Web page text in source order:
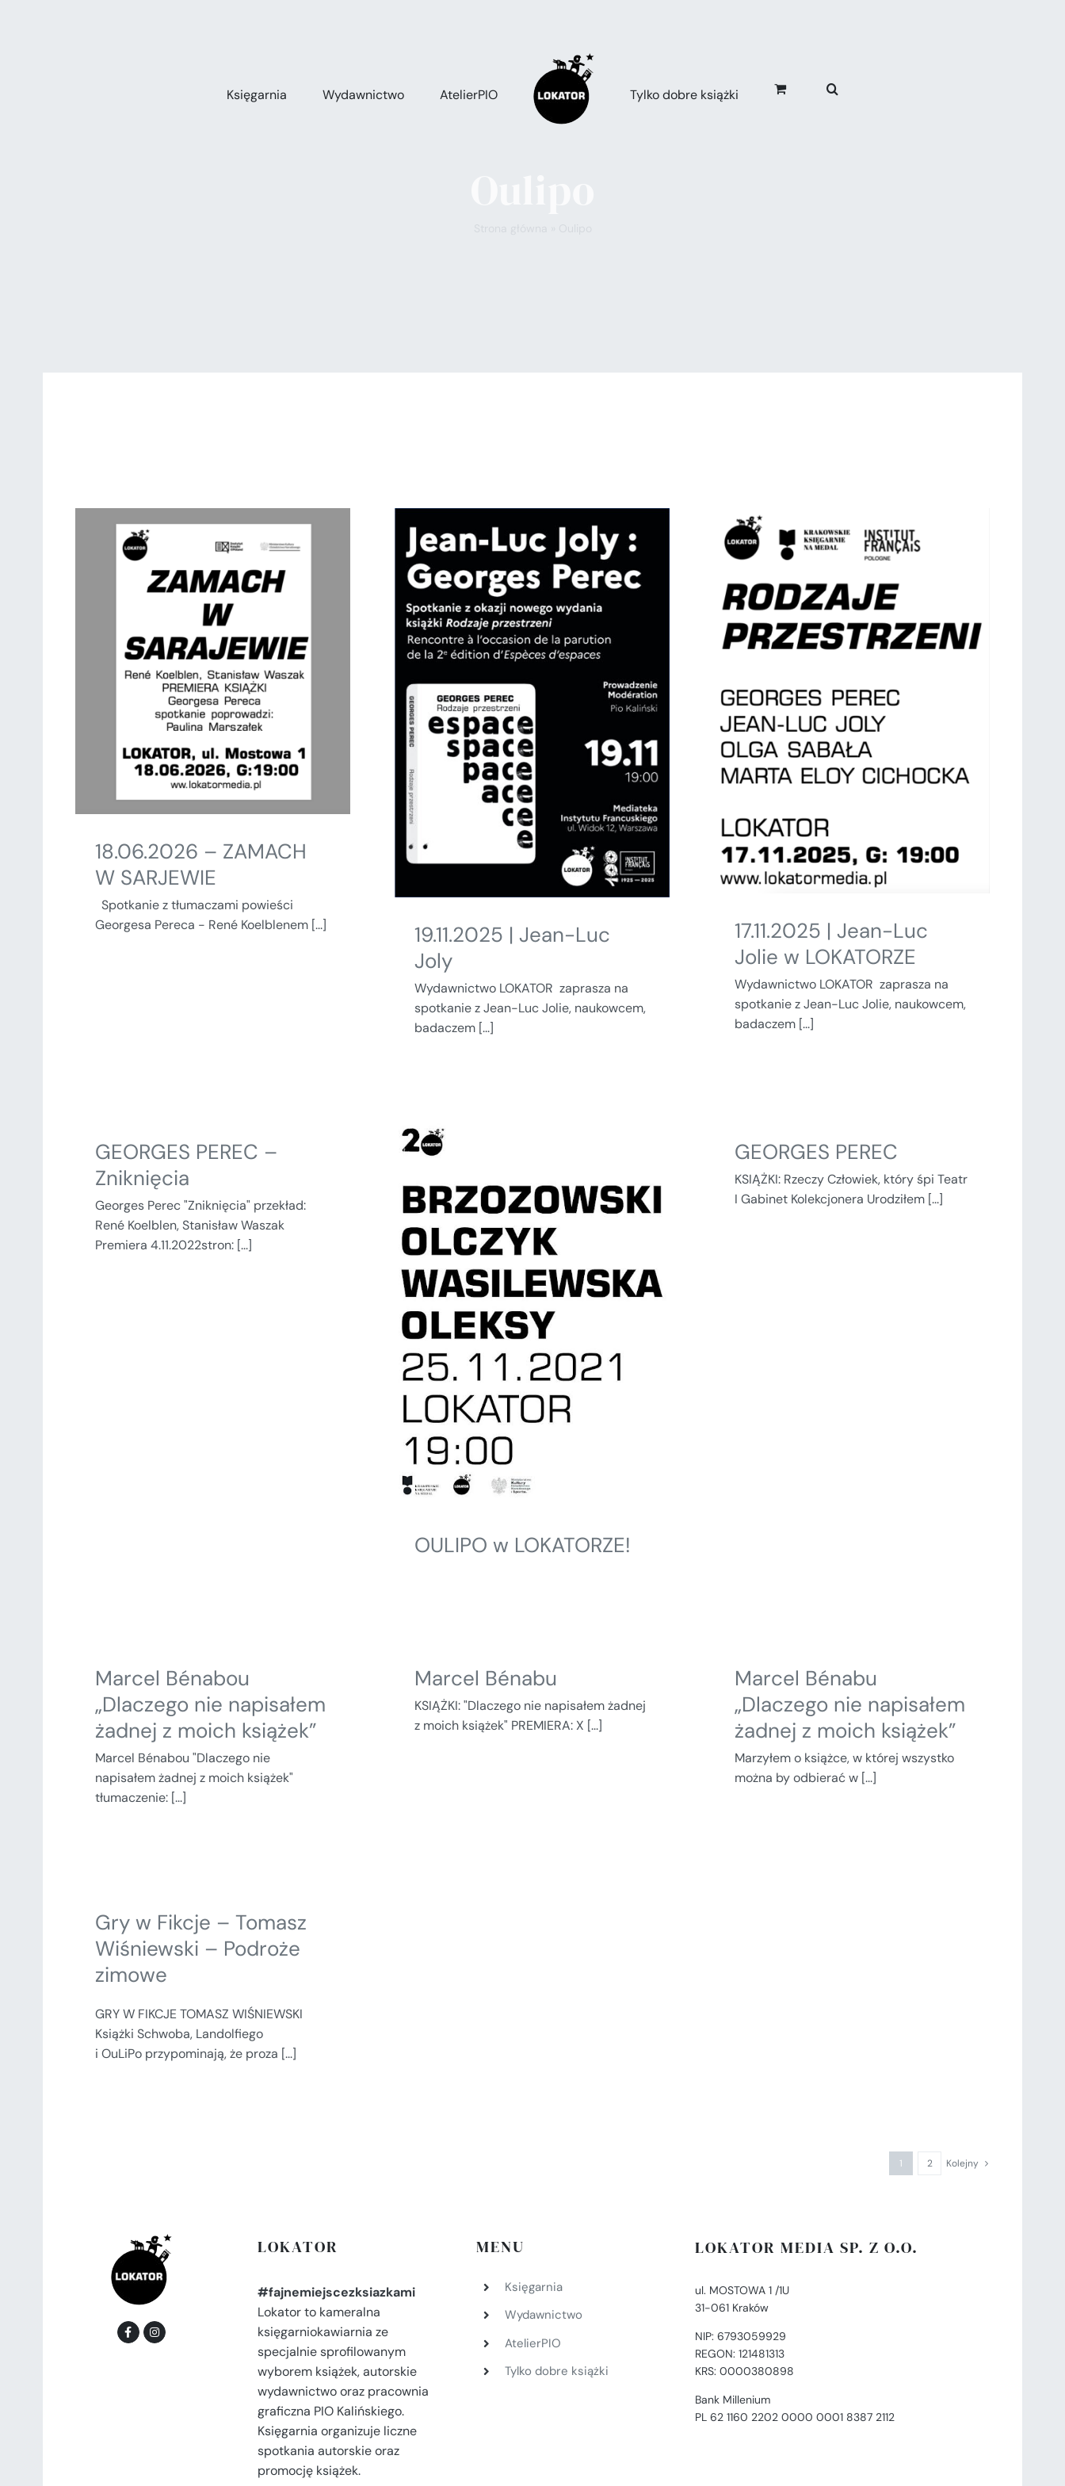
Księgarnia
Wydawnictwo AtelierPIO Tylko dobre książki
18.06.2026 – ZAMACH
W SARJEWIE
Spotkanie z tłumaczami powieści
Georgesa Pereca - René Koelblenem [...]
19.11.2025 | Jean-Luc
Joly
Wydawnictwo LOKATOR zaprasza na
spotkanie z Jean-Luc Jolie, naukowcem,
badaczem [...]
17.11.2025 | Jean-Luc
Jolie w LOKATORZE
Wydawnictwo LOKATOR zaprasza na
spotkanie z Jean-Luc Jolie, naukowcem,
badaczem [...]
GEORGES PEREC –
Zniknięcia
Georges Perec "Zniknięcia" przekład:
René Koelblen, Stanisław Waszak
Premiera 4.11.2022stron: [...]
OULIPO w LOKATORZE!
GEORGES PEREC
KSIĄŻKI: Rzeczy Człowiek, który śpi Teatr
I Gabinet Kolekcjonera Urodziłem [...]
Marcel Bénabou
„Dlaczego nie napisałem
żadnej z moich książek”
Marcel Bénabou "Dlaczego nie
napisałem żadnej z moich książek"
tłumaczenie: [...]
Marcel Bénabu
KSIĄŻKI: "Dlaczego nie napisałem żadnej
z moich książek" PREMIERA: X [...]
Marcel Bénabu
„Dlaczego nie napisałem
żadnej z moich książek”
Marzyłem o książce, w której wszystko
można by odbierać w [...]
Gry w Fikcje – Tomasz
Wiśniewski – Podroże
zimowe
GRY W FIKCJE TOMASZ WIŚNIEWSKI
Książki Schwoba, Landolfiego
i OuLiPo przypominają, że proza [...]
1 2 Kolejny
LOKATOR
#fajnemiejscezksiazkami
Lokator to kameralna
księgarniokawiarnia ze
specjalnie sprofilowanym
wyborem książek, autorskie
wydawnictwo oraz pracownia
graficzna PIO Kalińskiego.
Księgarnia organizuje liczne
spotkania autorskie oraz
promocję książek.
MENU
Księgarnia
Wydawnictwo
AtelierPIO
Tylko dobre książki
LOKATOR MEDIA SP. Z O.O.
ul. MOSTOWA 1 /1U
31-061 Kraków
NIP: 6793059929
REGON: 121481313
KRS: 0000380898
Bank Millenium
PL 62 1160 2202 0000 0001 8387 2112